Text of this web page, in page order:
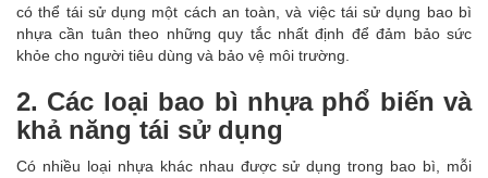
có thể tái sử dụng một cách an toàn, và việc tái sử dụng bao bì
nhựa cần tuân theo những quy tắc nhất định để đảm bảo sức
khỏe cho người tiêu dùng và bảo vệ môi trường.
2. Các loại bao bì nhựa phổ biến và
khả năng tái sử dụng
Có nhiều loại nhựa khác nhau được sử dụng trong bao bì, mỗi